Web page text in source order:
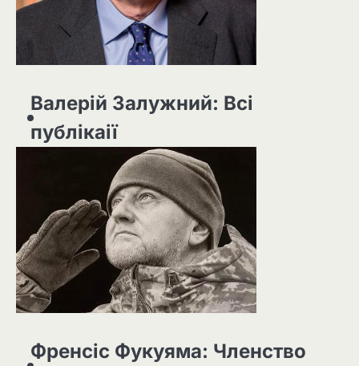
Валерій Залужний: Всі
публікаії
Френсіс Фукуяма: Членство